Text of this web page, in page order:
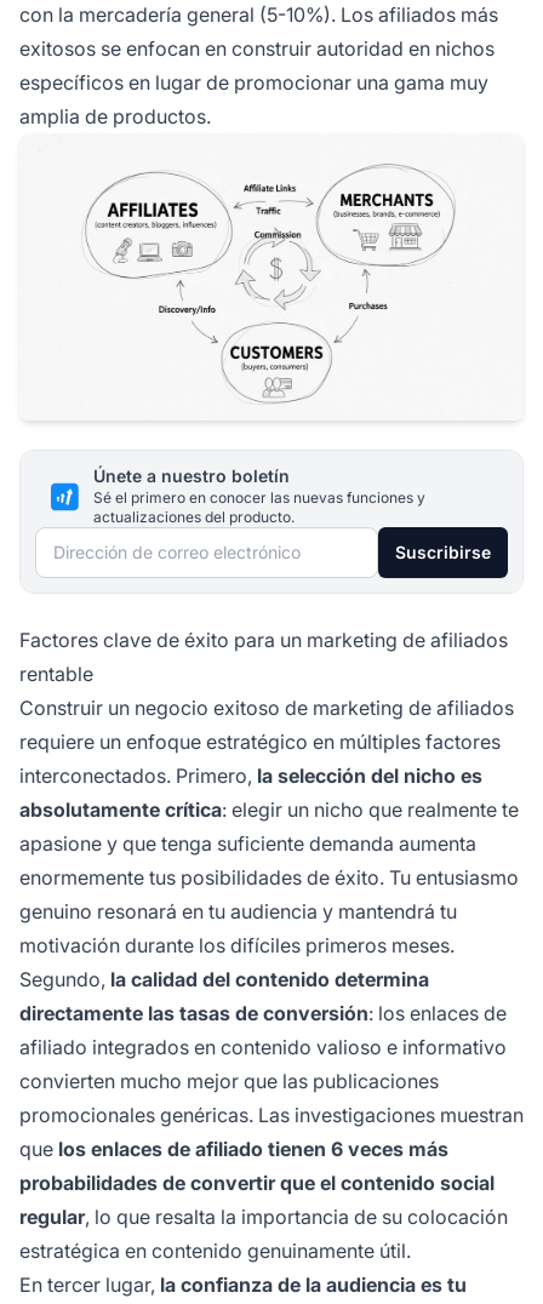
con la mercadería general (5-10%). Los afiliados más
exitosos se enfocan en construir autoridad en nichos
específicos en lugar de promocionar una gama muy
amplia de productos.
Únete a nuestro boletín
Sé el primero en conocer las nuevas funciones y
actualizaciones del producto.
Dirección de correo electrónico Suscribirse
Factores clave de éxito para un marketing de afiliados
rentable
Construir un negocio exitoso de marketing de afiliados
requiere un enfoque estratégico en múltiples factores
interconectados. Primero, la selección del nicho es
absolutamente crítica: elegir un nicho que realmente te
apasione y que tenga suficiente demanda aumenta
enormemente tus posibilidades de éxito. Tu entusiasmo
genuino resonará en tu audiencia y mantendrá tu
motivación durante los difíciles primeros meses.
Segundo, la calidad del contenido determina
directamente las tasas de conversión: los enlaces de
afiliado integrados en contenido valioso e informativo
convierten mucho mejor que las publicaciones
promocionales genéricas. Las investigaciones muestran
que los enlaces de afiliado tienen 6 veces más
probabilidades de convertir que el contenido social
regular, lo que resalta la importancia de su colocación
estratégica en contenido genuinamente útil.
En tercer lugar, la confianza de la audiencia es tu